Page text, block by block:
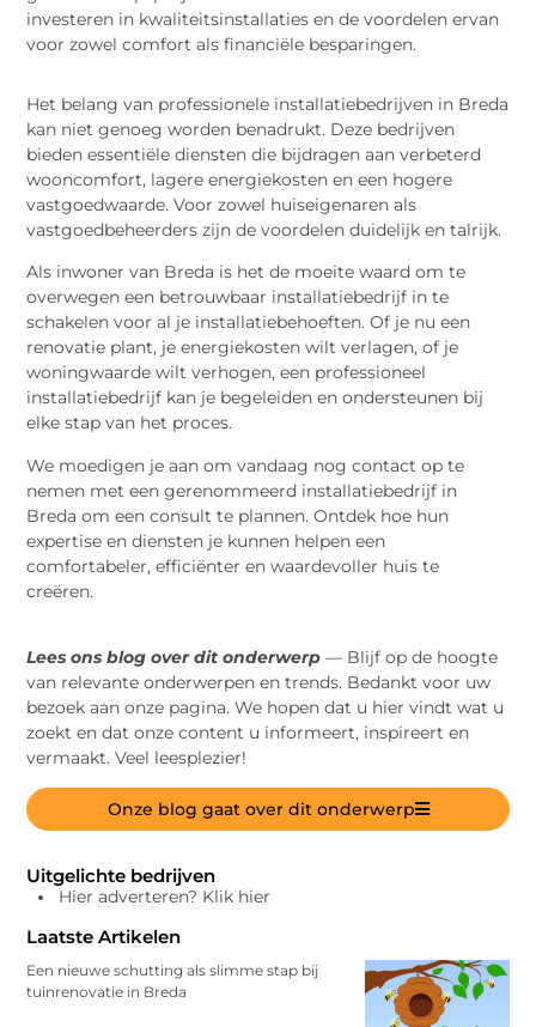
investeren in kwaliteitsinstallaties en de voordelen ervan
voor zowel comfort als financiële besparingen.
Het belang van professionele installatiebedrijven in Breda
kan niet genoeg worden benadrukt. Deze bedrijven
bieden essentiële diensten die bijdragen aan verbeterd
wooncomfort, lagere energiekosten en een hogere
vastgoedwaarde. Voor zowel huiseigenaren als
vastgoedbeheerders zijn de voordelen duidelijk en talrijk.
Als inwoner van Breda is het de moeite waard om te
overwegen een betrouwbaar installatiebedrijf in te
schakelen voor al je installatiebehoeften. Of je nu een
renovatie plant, je energiekosten wilt verlagen, of je
woningwaarde wilt verhogen, een professioneel
installatiebedrijf kan je begeleiden en ondersteunen bij
elke stap van het proces.
We moedigen je aan om vandaag nog contact op te
nemen met een gerenommeerd installatiebedrijf in
Breda om een consult te plannen. Ontdek hoe hun
expertise en diensten je kunnen helpen een
comfortabeler, efficiënter en waardevoller huis te
creëren.
Lees ons blog over dit onderwerp— Blijf op de hoogte
van relevante onderwerpen en trends. Bedankt voor uw
bezoek aan onze pagina. We hopen dat u hier vindt wat u
zoekt en dat onze content u informeert, inspireert en
vermaakt. Veel leesplezier!
Onze blog gaat over dit onderwerp
Uitgelichte bedrijven
Hier adverteren? Klik hier
Laatste Artikelen
Een nieuwe schutting als slimme stap bij
tuinrenovatie in Breda